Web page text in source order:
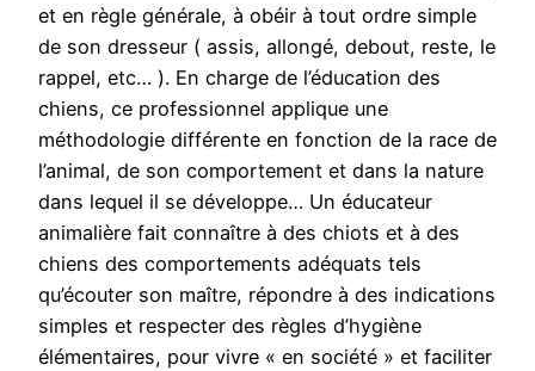
et en règle générale, à obéir à tout ordre simple
de son dresseur ( assis, allongé, debout, reste, le
rappel, etc… ). En charge de l’éducation des
chiens, ce professionnel applique une
méthodologie différente en fonction de la race de
l’animal, de son comportement et dans la nature
dans lequel il se développe… Un éducateur
animalière fait connaître à des chiots et à des
chiens des comportements adéquats tels
qu’écouter son maître, répondre à des indications
simples et respecter des règles d’hygiène
élémentaires, pour vivre « en société » et faciliter